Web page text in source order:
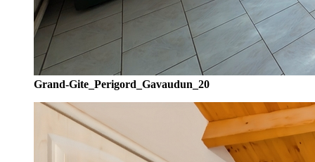
Grand-Gite_Perigord_Gavaudun_20